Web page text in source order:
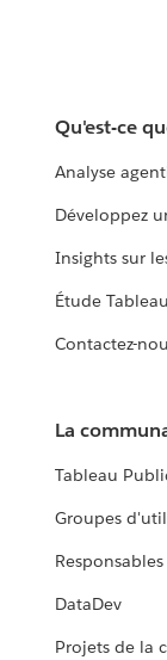
Qu'est-ce
Analyse
Développez
Insights sur
Étude Tableau
Contactez-
La
Tableau
Groupes
DataDev
Projets de la